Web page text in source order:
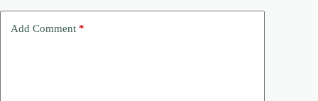
Add Comment *